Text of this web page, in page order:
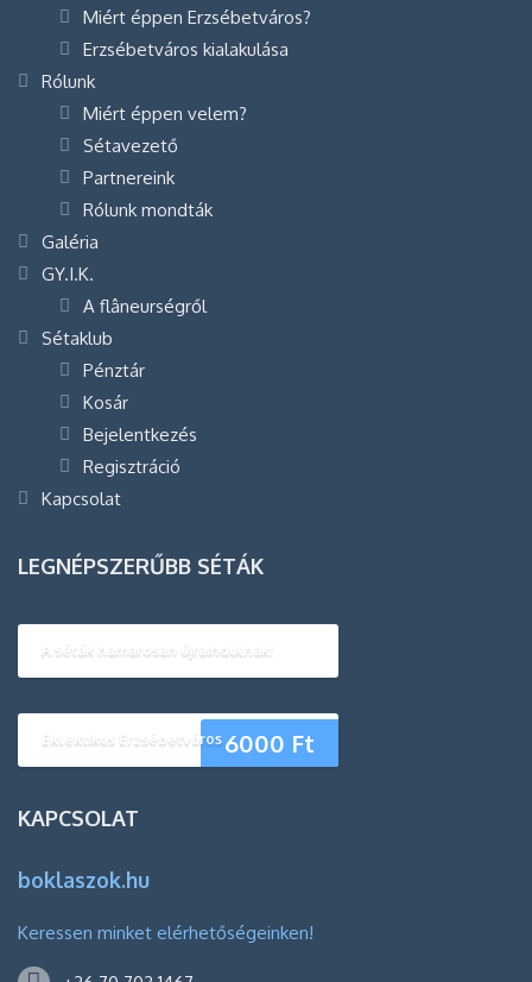
Miért éppen Erzsébetváros?
Erzsébetváros kialakulása
Rólunk
Miért éppen velem?
Sétavezető
Partnereink
Rólunk mondták
Galéria
GY.I.K.
A flâneurségről
Sétaklub
Pénztár
Kosár
Bejelentkezés
Regisztráció
Kapcsolat
LEGNÉPSZERŰBB SÉTÁK
A séták hamarosan újraindulnak!
6000 Ft
Eklektikus Erzsébetváros
KAPCSOLAT
boklaszok.hu
Keressen minket elérhetőségeinken!